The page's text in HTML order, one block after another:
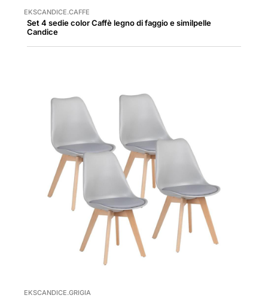
EKSCANDICE.CAFFE
Set 4 sedie color Caffè legno di faggio e similpelle
Candice
EKSCANDICE.GRIGIA